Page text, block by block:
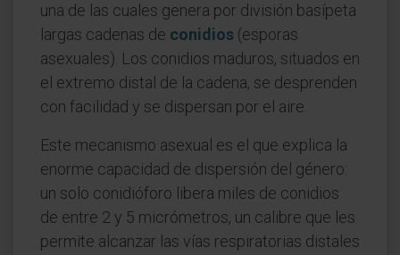
una de las cuales genera por división basípeta
largas cadenas de conidios (esporas
asexuales). Los conidios maduros, situados en
el extremo distal de la cadena, se desprenden
con facilidad y se dispersan por el aire.
Este mecanismo asexual es el que explica la
enorme capacidad de dispersión del género:
un solo conidióforo libera miles de conidios
de entre 2 y 5 micrómetros, un calibre que les
permite alcanzar las vías respiratorias distales